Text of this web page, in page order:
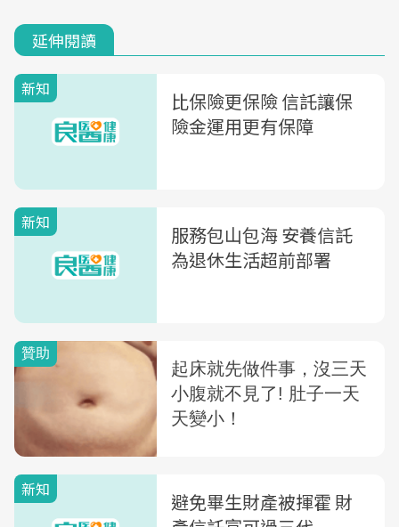
延伸閱讀
新知
比保險更保險 信託讓保
險金運用更有保障
新知
服務包山包海 安養信託
為退休生活超前部署
新知
避免畢生財產被揮霍 財